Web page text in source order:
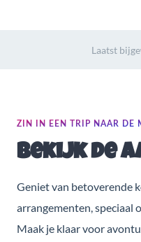
Laatst
ZIN IN EEN TRIP NAAR DE
Bekijk de
Geniet van betoverende
arrangementen, speciaal
Maak je klaar voor